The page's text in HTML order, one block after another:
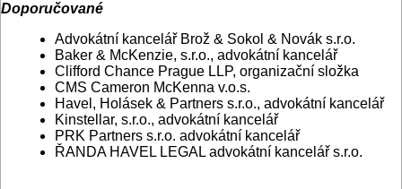
Doporučované
Advokátní kancelář Brož & Sokol & Novák s.r.o.
Baker & McKenzie, s.r.o., advokátní kancelář
Clifford Chance Prague LLP, organizační složka
CMS Cameron McKenna v.o.s.
Havel, Holásek & Partners s.r.o., advokátní kancelář
Kinstellar, s.r.o., advokátní kancelář
PRK Partners s.r.o. advokátní kancelář
ŘANDA HAVEL LEGAL advokátní kancelář s.r.o.